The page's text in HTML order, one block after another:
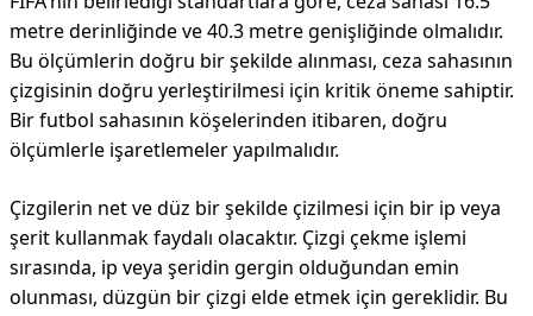
metre derinliğinde ve 40.3 metre genişliğinde olmalıdır.
Bu ölçümlerin doğru bir şekilde alınması, ceza sahasının
çizgisinin doğru yerleştirilmesi için kritik öneme sahiptir.
Bir futbol sahasının köşelerinden itibaren, doğru
ölçümlerle işaretlemeler yapılmalıdır.
Çizgilerin net ve düz bir şekilde çizilmesi için bir ip veya
şerit kullanmak faydalı olacaktır. Çizgi çekme işlemi
sırasında, ip veya şeridin gergin olduğundan emin
olunması, düzgün bir çizgi elde etmek için gereklidir. Bu